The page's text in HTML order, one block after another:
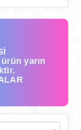
yarın